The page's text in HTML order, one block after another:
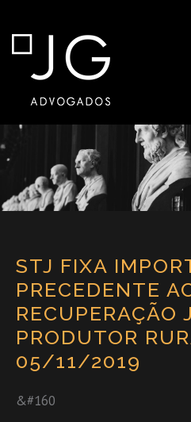
STJ FIXA
PRECEDENTE
RECUPERAÇÃO
PRODUTOR
05/11/2019
&#160